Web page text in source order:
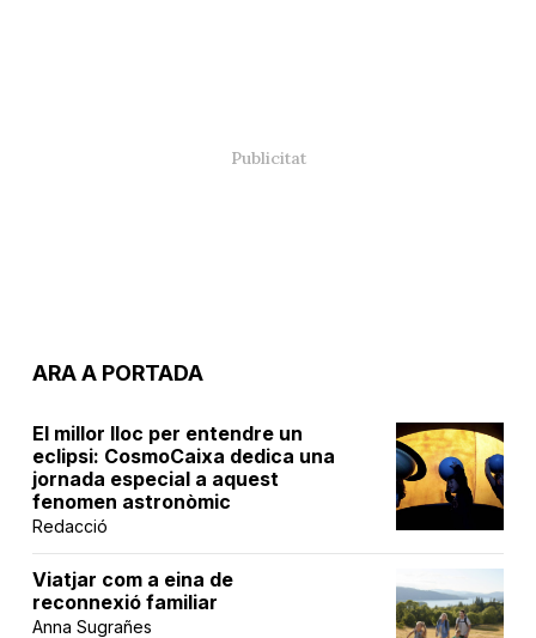
ARA A PORTADA
El millor lloc per entendre un
eclipsi: CosmoCaixa dedica una
jornada especial a aquest
fenomen astronòmic
Redacció
Viatjar com a eina de
reconnexió familiar
Anna Sugrañes